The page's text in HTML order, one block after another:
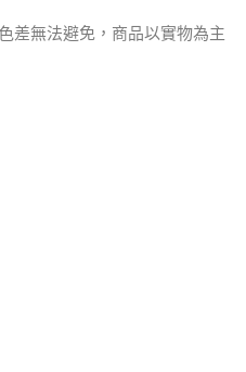
差無法避免，商品以實物為主